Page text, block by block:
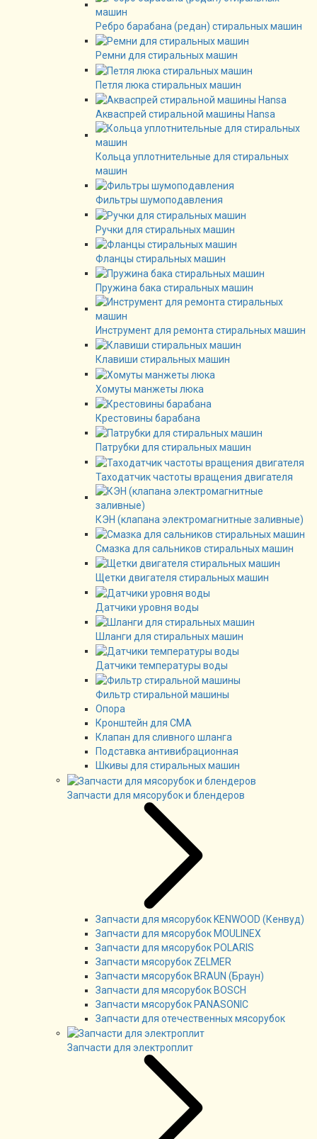
Ребро барабана (редан) стиральных машин
Ремни для стиральных машин
Петля люка стиральных машин
Акваспрей стиральной машины Hansa
Кольца уплотнительные для стиральных
машин
Фильтры шумоподавления
Ручки для стиральных машин
Фланцы стиральных машин
Пружина бака стиральных машин
Инструмент для ремонта стиральных машин
Клавиши стиральных машин
Хомуты манжеты люка
Крестовины барабана
Патрубки для стиральных машин
Таходатчик частоты вращения двигателя
КЭН (клапана электромагнитные заливные)
Смазка для сальников стиральных машин
Щетки двигателя стиральных машин
Датчики уровня воды
Шланги для стиральных машин
Датчики температуры воды
Фильтр стиральной машины
Опора
Кронштейн для СМА
Клапан для сливного шланга
Подставка антивибрационная
Шкивы для стиральных машин
Запчасти для мясорубок и блендеров
Запчасти для мясорубок KENWOOD (Кенвуд)
Запчасти для мясорубок MOULINEX
Запчасти для мясорубок POLARIS
Запчасти мясорубок ZELMER
Запчасти мясорубок BRAUN (Браун)
Запчасти для мясорубок BOSCH
Запчасти мясорубок PANASONIC
Запчасти для отечественных мясорубок
Запчасти для электроплит